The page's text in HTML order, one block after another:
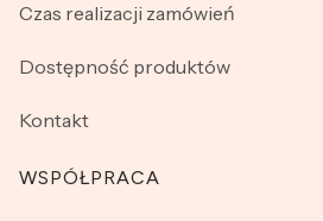
Czas realizacji zamówień
Dostępność produktów
Kontakt
WSPÓŁPRACA